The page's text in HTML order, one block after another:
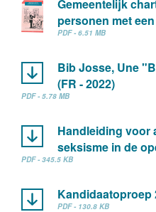
Gemeentelijk
personen met
PDF - 6.51 MB
Bib Josse, Une
(FR - 2022)
PDF - 5.78 MB
Handleiding voor
seksisme in de
PDF - 345.5 KB
Kandidaatoproep
PDF - 130.8 KB